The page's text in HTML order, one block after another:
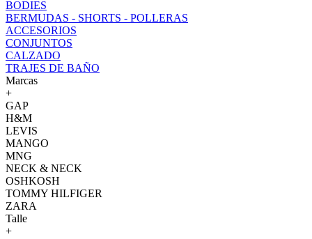
BODIES
BERMUDAS - SHORTS - POLLERAS
ACCESORIOS
CONJUNTOS
CALZADO
TRAJES DE BAÑO
Marcas
+
GAP
H&M
LEVIS
MANGO
MNG
NECK & NECK
OSHKOSH
TOMMY HILFIGER
ZARA
Talle
+